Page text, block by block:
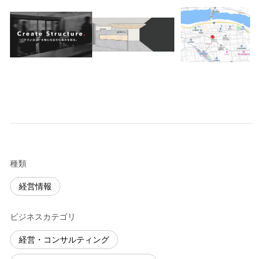
種類
経営情報
ビジネスカテゴリ
経営・コンサルティング